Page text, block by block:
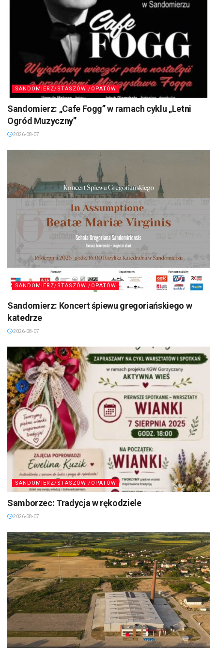
SANDOMIERZ/STASZÓW /OPATÓW
Sandomierz: „Cafe Fogg” w ramach cyklu „Letni
Ogród Muzyczny”
2026-08-07
SANDOMIERZ/STASZÓW /OPATÓW
Sandomierz: Koncert śpiewu gregoriańskiego w
katedrze
2026-08-07
SANDOMIERZ/STASZÓW /OPATÓW
Samborzec: Tradycja w rękodziele
2026-08-07